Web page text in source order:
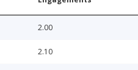
2.00
2.10